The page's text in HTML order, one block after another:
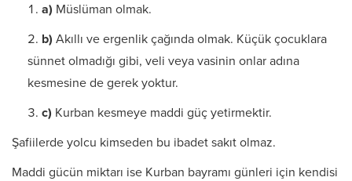
a) Müslüman olmak.
b) Akıllı ve ergenlik çağında olmak. Küçük çocuklara
sünnet olmadığı gibi, veli veya vasinin onlar adına
kesmesine de gerek yoktur.
c) Kurban kesmeye maddi güç yetirmektir.
Şafiilerde yolcu kimseden bu ibadet sakıt olmaz.
Maddi gücün miktarı ise Kurban bayramı günleri için kendisi